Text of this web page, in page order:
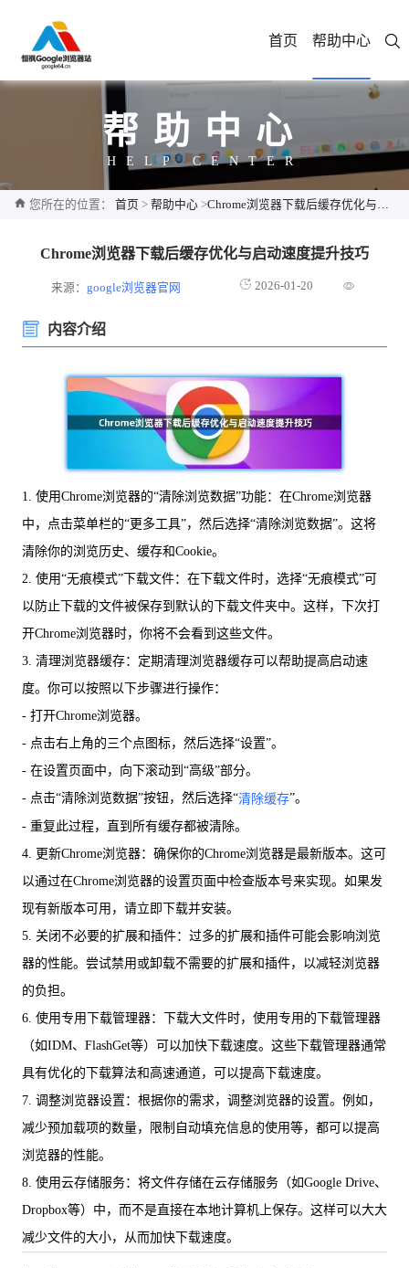
首页 帮助中心
帮助中心
HELP CENTER
您所在的位置： 首页 > 帮助中心 >Chrome浏览器下载后缓存优化与启动速度提升技巧
Chrome浏览器下载后缓存优化与启动速度提升技巧
来源：google浏览器官网 2026-01-20
内容介绍
1. 使用Chrome浏览器的“清除浏览数据”功能：在Chrome浏览器
中，点击菜单栏的“更多工具”，然后选择“清除浏览数据”。这将
清除你的浏览历史、缓存和Cookie。
2. 使用“无痕模式”下载文件：在下载文件时，选择“无痕模式”可
以防止下载的文件被保存到默认的下载文件夹中。这样，下次打
开Chrome浏览器时，你将不会看到这些文件。
3. 清理浏览器缓存：定期清理浏览器缓存可以帮助提高启动速
度。你可以按照以下步骤进行操作：
- 打开Chrome浏览器。
- 点击右上角的三个点图标，然后选择“设置”。
- 在设置页面中，向下滚动到“高级”部分。
- 点击“清除浏览数据”按钮，然后选择“清除缓存”。
- 重复此过程，直到所有缓存都被清除。
4. 更新Chrome浏览器：确保你的Chrome浏览器是最新版本。这可
以通过在Chrome浏览器的设置页面中检查版本号来实现。如果发
现有新版本可用，请立即下载并安装。
5. 关闭不必要的扩展和插件：过多的扩展和插件可能会影响浏览
器的性能。尝试禁用或卸载不需要的扩展和插件，以减轻浏览器
的负担。
6. 使用专用下载管理器：下载大文件时，使用专用的下载管理器
（如IDM、FlashGet等）可以加快下载速度。这些下载管理器通常
具有优化的下载算法和高速通道，可以提高下载速度。
7. 调整浏览器设置：根据你的需求，调整浏览器的设置。例如，
减少预加载项的数量，限制自动填充信息的使用等，都可以提高
浏览器的性能。
8. 使用云存储服务：将文件存储在云存储服务（如Google Drive、
Dropbox等）中，而不是直接在本地计算机上保存。这样可以大大
减少文件的大小，从而加快下载速度。